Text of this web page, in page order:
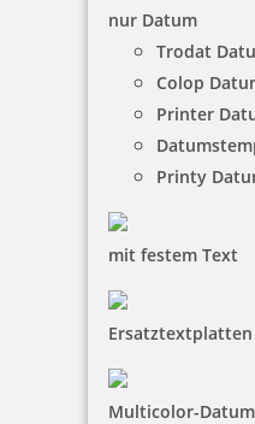
nur Datum
Trodat
Colop
Printer
Printy
mit festem Text
Multicolor-